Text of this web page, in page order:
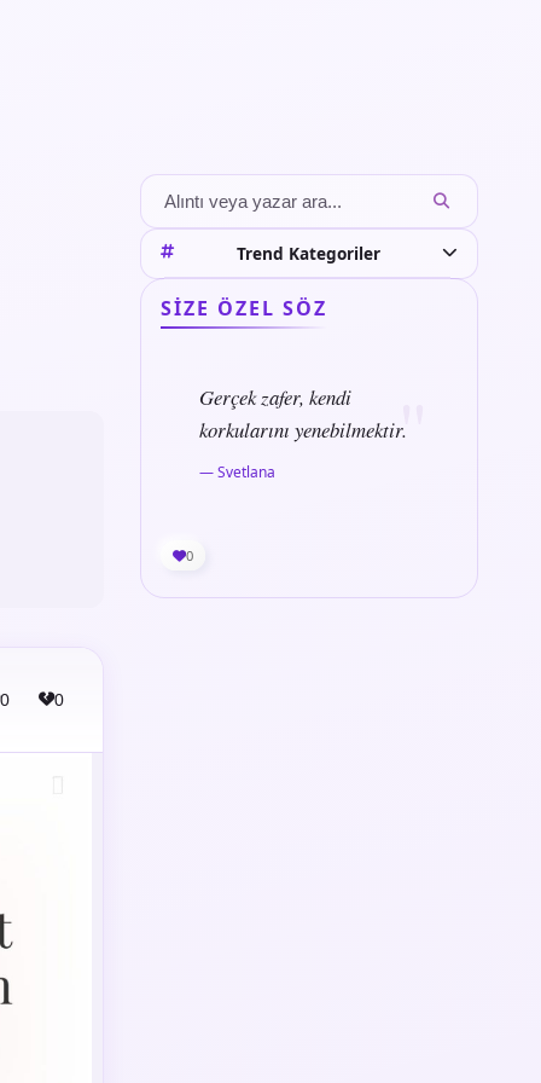
0 0
Trend Kategoriler
SIZE ÖZEL SÖZ
Gerçek zafer, kendi
korkularını yenebilmektir.
— Svetlana
0